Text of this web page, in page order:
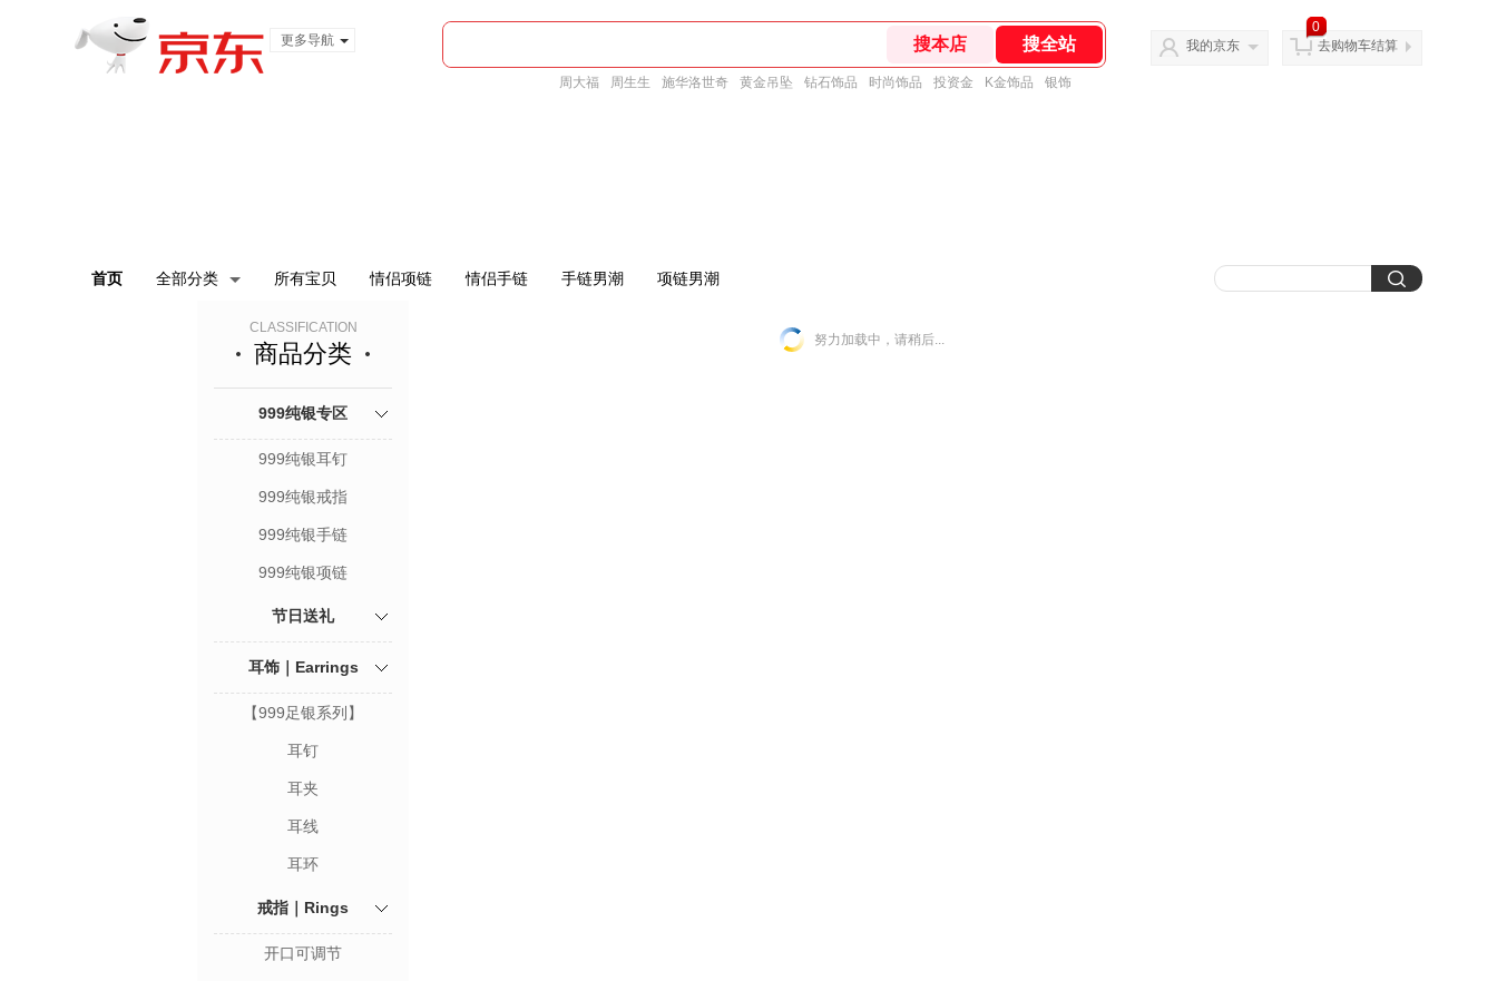
更多导航
周大福 周生生 施华洛世奇 黄金吊坠 钻石饰品 时尚饰品 投资金 K金饰品 银饰
我的京东
0
去购物车结算
首页 全部分类 所有宝贝 情侣项链 情侣手链 手链男潮 项链男潮
CLASSIFICATION
商品分类
999纯银专区
999纯银耳钉
999纯银戒指
999纯银手链
999纯银项链
节日送礼
耳饰｜Earrings
【999足银系列】
耳钉
耳夹
耳线
耳环
戒指｜Rings
开口可调节
努力加载中，请稍后...